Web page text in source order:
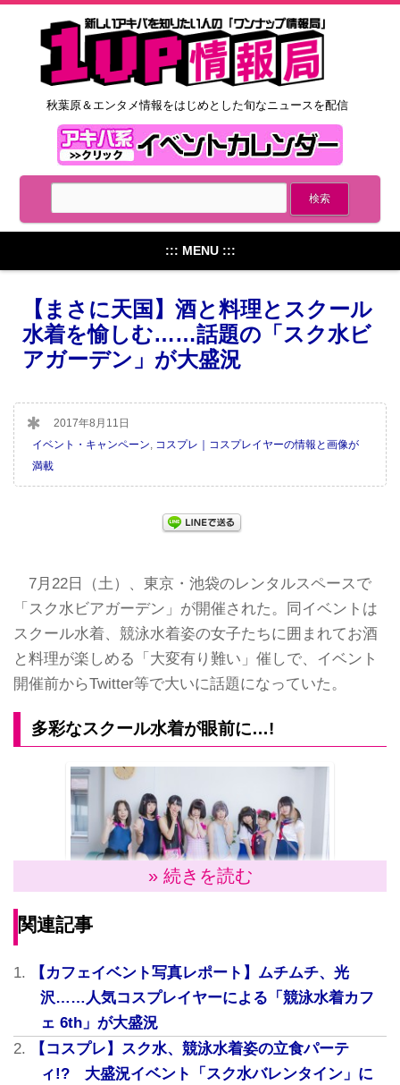
秋葉原＆エンタメ情報をはじめとした旬なニュースを配信
::: MENU :::
【まさに天国】酒と料理とスクール
水着を愉しむ……話題の「スク水ビ
アガーデン」が大盛況
2017年8月11日
イベント・キャンペーン
コスプレ｜コスプレイヤーの情報と画像が
満載
7月22日（土）、東京・池袋のレンタルスペースで
「スク水ビアガーデン」が開催された。同イベントは
スクール水着、競泳水着姿の女子たちに囲まれてお酒
と料理が楽しめる「大変有り難い」催しで、イベント
開催前からTwitter等で大いに話題になっていた。
多彩なスクール水着が眼前に…!
会場は池袋駅からほど近い場所にあるレンタルスペ
ース「池袋メイス」。周辺は繁華街とありナイト系の
お店も多かったが、このスペースはカフェ風の多目的
空間で、採光が良い立地。非常に撮影に向いているス
ポットだった。当日取材班が現場に入ると、明るい室
» 続きを読む
関連記事
【カフェイベント写真レポート】ムチムチ、光
沢……人気コスプレイヤーによる「競泳水着カフ
ェ 6th」が大盛況
【コスプレ】スク水、競泳水着姿の立食パーテ
ィ!? 大盛況イベント「スク水バレンタイン」に